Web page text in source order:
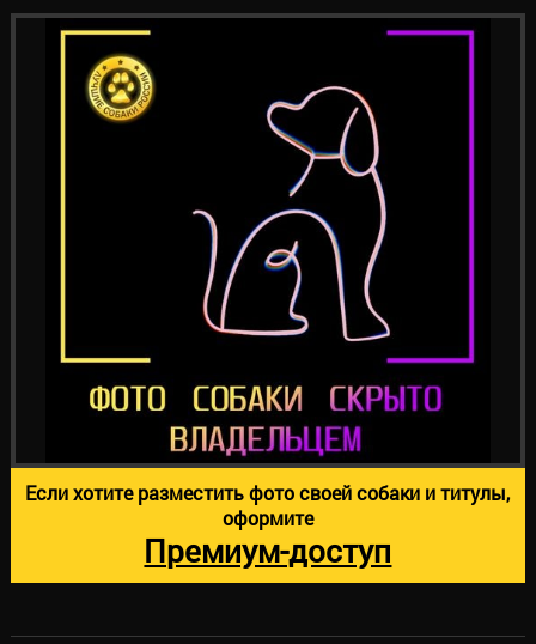
Если хотите разместить фото своей собаки и титулы,
оформите
Премиум-доступ